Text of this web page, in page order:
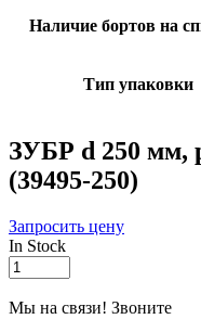
Наличие бортов на
Тип упаковки
ЗУБР d 250 мм,
(39495-250)
Запросить цену
In Stock
ЗУБР
d
250
Мы на связи! Звоните